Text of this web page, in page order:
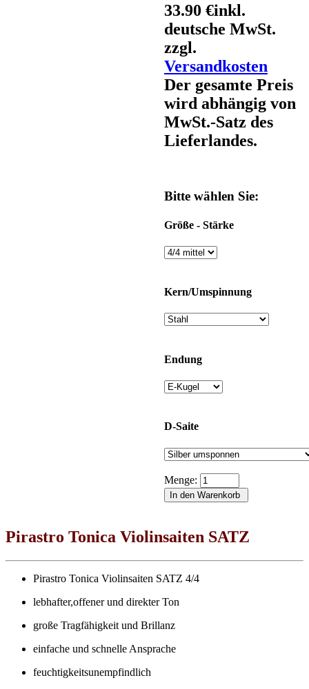
33.90 €inkl.
deutsche MwSt.
zzgl.
Versandkosten
Der gesamte Preis
wird abhängig von
MwSt.-Satz des
Lieferlandes.
Bitte wählen Sie:
Größe - Stärke
Kern/Umspinnung
Endung
D-Saite
Menge:
Pirastro Tonica Violinsaiten SATZ
Pirastro Tonica Violinsaiten SATZ 4/4
lebhafter,offener und direkter Ton
große Tragfähigkeit und Brillanz
einfache und schnelle Ansprache
feuchtigkeitsunempfindlich